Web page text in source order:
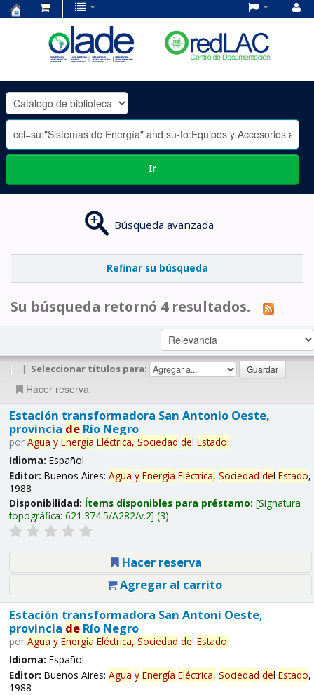
OLADE
-
Ir
Búsqueda avanzada
Refinar su búsqueda
Su búsqueda retornó 4 resultados.
| | Seleccionar títulos para:
Hacer reserva
Estación transformadora San Antonio Oeste,
provincia deRío Negro
por Agua y Energía Eléctrica, Sociedad del Estado.
Idioma: Español
Editor: Buenos Aires: Agua y Energía Eléctrica, Sociedad del Estado,
1988
Disponibilidad: Ítems disponibles para préstamo: Signatura
topográfica: 621.374.5/A282/v.2 (3).
Hacer reserva
Agregar al carrito
Estación transformadora San Antoni Oeste,
provincia deRío Negro
por Agua y Energía Eléctrica, Sociedad del Estado.
Idioma: Español
Editor: Buenos Aires: Agua y Energía Eléctrica, Sociedad del Estado,
1988